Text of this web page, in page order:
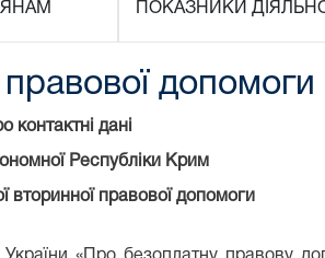
ПОКАЗНИКИ
допомоги
контактні дані
Республіки Крим
вторинної правової допомоги